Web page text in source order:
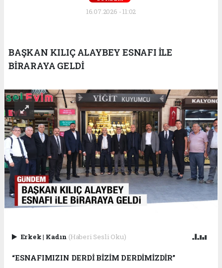
16.07.2026 - 11:02
BAŞKAN KILIÇ ALAYBEY ESNAFI İLE
BİRARAYA GELDİ
Erkek| Kadın (Haberi Sesli Oku)
“ESNAFIMIZIN DERDİ BİZİM DERDİMİZDİR”